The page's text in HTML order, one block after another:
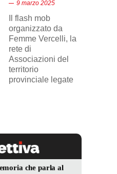
9 marzo 2025
Il flash mob
organizzato da
Femme Vercelli, la
rete di
Associazioni del
territorio
provinciale legate